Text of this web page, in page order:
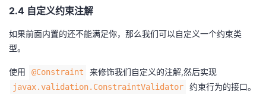
2.4 自定义约束注解
如果前面内置的还不能满足你，那么我们可以自定义一个约束类
型。
使用 @Constraint 来修饰我们自定义的注解,然后实现
javax.validation.ConstraintValidator 约束行为的接口。